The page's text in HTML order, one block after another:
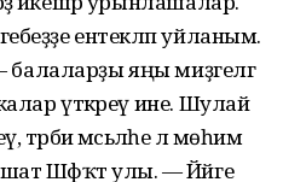
ентекләп уйланым.
яңы миҙгелгә
үткәреү ине. Шулай
мәсьәләһе лә мөһим
Шәфҡәт улы. — Йәйге